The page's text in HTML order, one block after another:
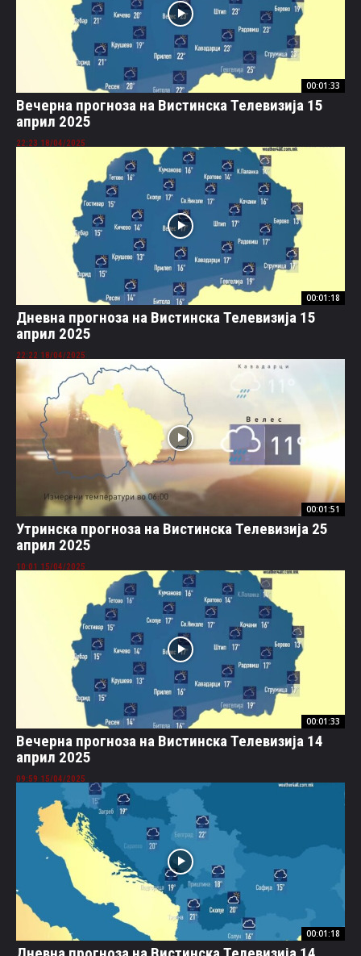
00:01:33
Вечерна прогноза на Вистинска Телевизија 15
април 2025
18/04/2025 22:23
00:01:18
Дневна прогноза на Вистинска Телевизија 15
април 2025
18/04/2025 22:22
00:01:51
Утринска прогноза на Вистинска Телевизија 25
април 2025
15/04/2025 10:01
00:01:33
Вечерна прогноза на Вистинска Телевизија 14
април 2025
15/04/2025 09:59
00:01:18